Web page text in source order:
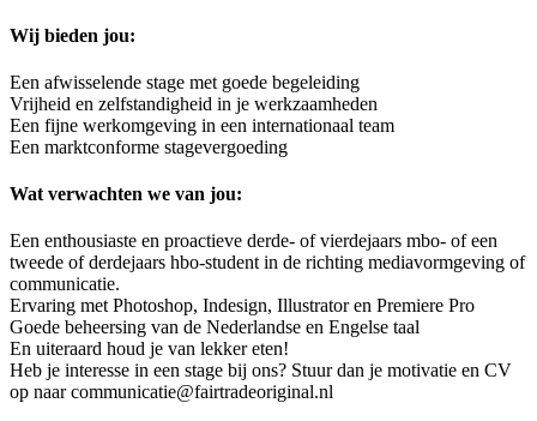
Wij bieden jou:
Een afwisselende stage met goede begeleiding
Vrijheid en zelfstandigheid in je werkzaamheden
Een fijne werkomgeving in een internationaal team
Een marktconforme stagevergoeding
Wat verwachten we van jou:
Een enthousiaste en proactieve derde- of vierdejaars mbo- of een
tweede of derdejaars hbo-student in de richting mediavormgeving of
communicatie.
Ervaring met Photoshop, Indesign, Illustrator en Premiere Pro
Goede beheersing van de Nederlandse en Engelse taal
En uiteraard houd je van lekker eten!
Heb je interesse in een stage bij ons? Stuur dan je motivatie en CV
op naar communicatie@fairtradeoriginal.nl